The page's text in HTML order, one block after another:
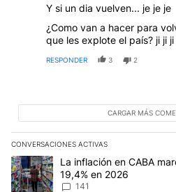
Y si un dia vuelven... je je je
¿Como van a hacer para
que les explote el país? ji ji ji
RESPONDER 3 2
CARGAR MÁS
CONVERSACIONES ACTIVAS
Este listado muestra los artículos
Un artículo de tendencia con el
La inflación en CABA
19,4% en 2026
141